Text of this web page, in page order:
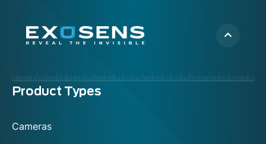
Menu
Product Types
Cameras